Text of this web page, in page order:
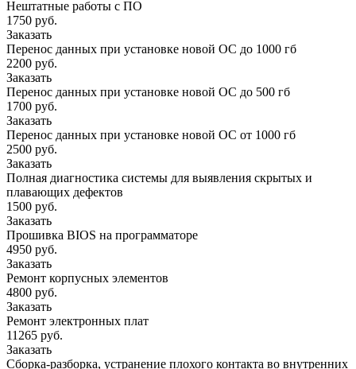
Нештатные работы с ПО
1750 руб.
Заказать
Перенос данных при установке новой ОС до 1000 гб
2200 руб.
Заказать
Перенос данных при установке новой ОС до 500 гб
1700 руб.
Заказать
Перенос данных при установке новой ОС от 1000 гб
2500 руб.
Заказать
Полная диагностика системы для выявления скрытых и
плавающих дефектов
1500 руб.
Заказать
Прошивка BIOS на программаторе
4950 руб.
Заказать
Ремонт корпусных элементов
4800 руб.
Заказать
Ремонт электронных плат
11265 руб.
Заказать
Сборка-разборка, устранение плохого контакта во внутренних